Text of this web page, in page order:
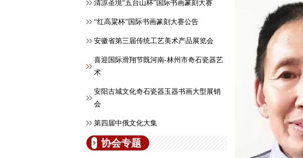
清凉圣境“五台山杯”国际书画篆刻大赛
“红高粱杯”国际书画篆刻大赛公告
安徽省第三届传统工艺美术产品展览会
喜迎国际滑翔节既河南-林州市奇石瓷器艺
术
安阳古城文化奇石瓷器玉器书画大型展销
会
第四届中俄文化大集
协会专题